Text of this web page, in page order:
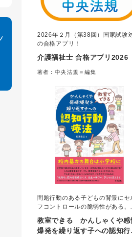
2026年２月（第38回）国家試験
の合格アプリ！
介護福祉士 合格アプリ2026
著者：中央法規＝編集
問題行動のある子どもの背景にセ
フコントロールの脆弱性がある。
こには「認知の歪み」の存在も。
応策としては行動を是正し、認知
歪みを修正し、適切な行動の定着
教室できる かんしゃくや感
爆発を繰り返す子への認知行